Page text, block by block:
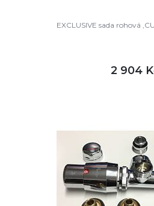
EXCLUSIVE sada rohová
2 904